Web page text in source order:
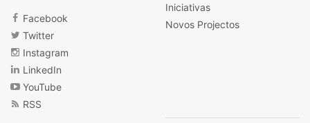
Facebook
Twitter
Instagram
LinkedIn
YouTube
RSS
Iniciativas
Novos Projectos